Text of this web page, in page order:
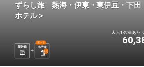
ずらし旅 熱海・伊東・東伊豆・下
ホテル＞
新幹線 ホテル
選べる
2泊
大人1名様あた